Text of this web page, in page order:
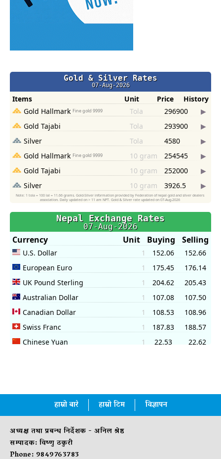
हाम्रो बारे हाम्रो टिम विज्ञापन
अध्यक्ष तथा प्रबन्ध निर्देशक - अनिल श्रेष्ठ
सम्पादक: विष्णु ठकुरी
Phone: 9849763783